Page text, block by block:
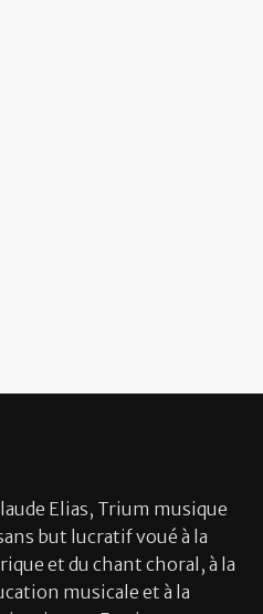
Elias, Trium musique
but lucratif voué à la
et du chant choral, à la
musicale et à la